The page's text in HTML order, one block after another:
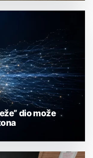
dio može